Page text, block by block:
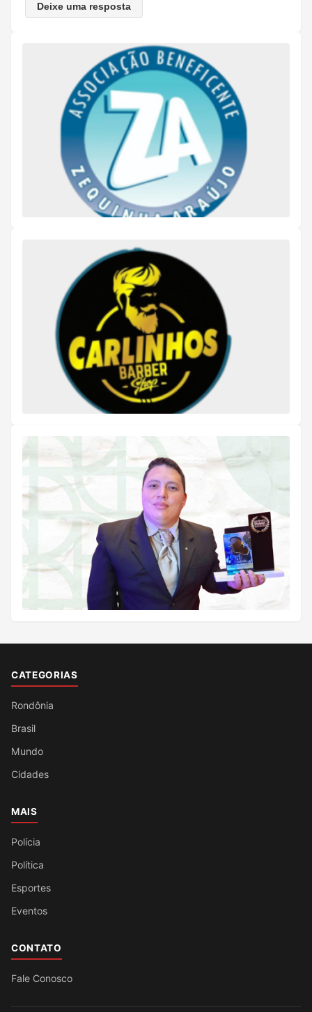
Deixe uma resposta
CATEGORIAS
Rondônia
Brasil
Mundo
Cidades
MAIS
Polícia
Política
Esportes
Eventos
CONTATO
Fale Conosco